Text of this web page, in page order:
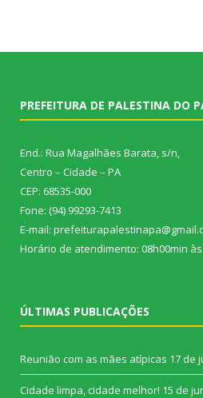
PREFEITURA DE PALESTINA DO
End.: Rua Magalhães Barata, s/n,
Centro – Cidade – PA
CEP: 68535-000
Fone: (94) 99293-7413
E-mail:
Horário de atendimento: 08h00min
ÚLTIMAS PUBLICAÇÕES
Reunião com as mães atípicas 17 de
Cidade limpa, cidade melhor! 15 de